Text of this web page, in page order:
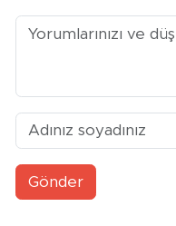
Gönder